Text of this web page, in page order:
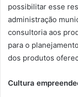
possibilitar esse
administração
consultoria aos
para o
dos produtos
Cultura